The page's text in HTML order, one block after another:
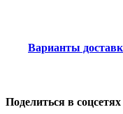
Варианты
Поделиться в соцсетях